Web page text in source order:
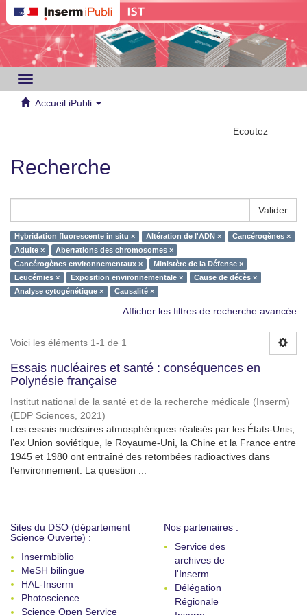
Toggle
navigation
Accueil iPubli
Ecoutez
Recherche
Valider
Hybridation fluorescente in situ × Altération de l'ADN ×
Cancérogènes ×
Adulte ×
Aberrations des chromosomes ×
Cancérogènes environnementaux ×
Ministère de la Défense ×
Leucémies ×
Exposition environnementale ×
Cause de décès ×
Analyse cytogénétique ×
Causalité ×
Afficher les filtres de recherche avancée
Voici les éléments 1-1 de 1
Essais nucléaires et santé : conséquences en
Polynésie française
Institut national de la santé et de la recherche médicale (Inserm)
(EDP Sciences, 2021)
Les essais nucléaires atmosphériques réalisés par les États-Unis,
l’ex Union soviétique, le Royaume-Uni, la Chine et la France entre
1945 et 1980 ont entraîné des retombées radioactives dans
l’environnement. La question ...
Sites du DSO (département
Science Ouverte) :
Insermbiblio
MeSH bilingue
HAL-Inserm
Photoscience
Science Open Service
Nos partenaires :
Service des
archives de
l'Inserm
Délégation
Régionale